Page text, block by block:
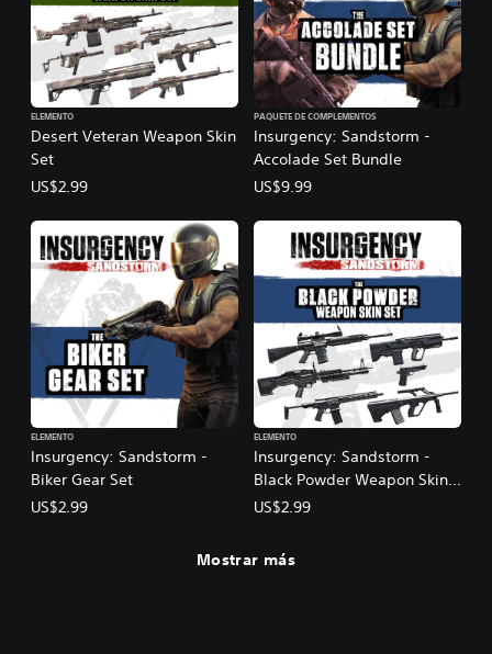
Desert Veteran Weapon Skin
Set
ELEMENTO
US$2.99
Insurgency: Sandstorm -
Accolade Set Bundle
PAQUETE DE COMPLEMENTOS
US$9.99
Insurgency: Sandstorm -
Biker Gear Set
ELEMENTO
US$2.99
Insurgency: Sandstorm -
Black Powder Weapon Skin
Set
ELEMENTO
US$2.99
Mostrar más